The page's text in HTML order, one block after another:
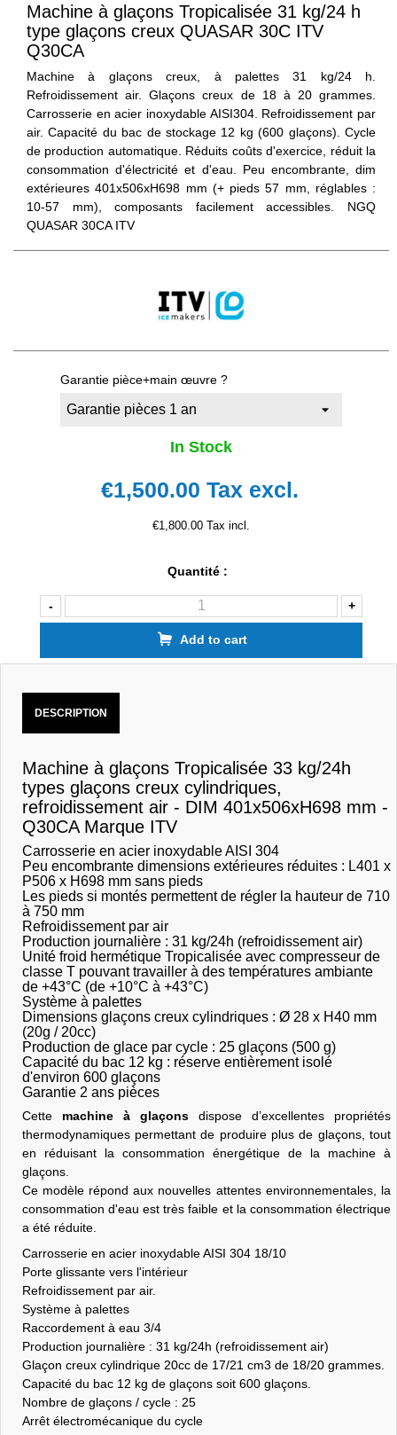
Machine à glaçons Tropicalisée 31 kg/24 h
type glaçons creux QUASAR 30C ITV
Q30CA
Machine à glaçons creux, à palettes 31 kg/24 h.
Refroidissement air. Glaçons creux de 18 à 20 grammes.
Carrosserie en acier inoxydable AISI304. Refroidissement par
air. Capacité du bac de stockage 12 kg (600 glaçons). Cycle
de production automatique. Réduits coûts d'exercice, réduit la
consommation d'électricité et d'eau. Peu encombrante, dim
extérieures 401x506xH698 mm (+ pieds 57 mm, réglables :
10-57 mm), composants facilement accessibles. NGQ
QUASAR 30CA ITV
Garantie pièce+main œuvre ?
In Stock
€1,500.00 Tax excl.
€1,800.00 Tax incl.
Quantité :
- +
Add to cart
DESCRIPTION
Machine à glaçons Tropicalisée 33 kg/24h
types glaçons creux cylindriques,
refroidissement air - DIM 401x506xH698 mm -
Q30CA Marque ITV
Carrosserie en acier inoxydable AISI 304
Peu encombrante dimensions extérieures réduites : L401 x
P506 x H698 mm sans pieds
Les pieds si montés permettent de régler la hauteur de 710
à 750 mm
Refroidissement par air
Production journalière : 31 kg/24h (refroidissement air)
Unité froid hermétique Tropicalisée avec compresseur de
classe T pouvant travailler à des températures ambiante
de +43°C (de +10°C à +43°C)
Système à palettes
Dimensions glaçons creux cylindriques : Ø 28 x H40 mm
(20g / 20cc)
Production de glace par cycle : 25 glaçons (500 g)
Capacité du bac 12 kg : réserve entièrement isolé
d'environ 600 glaçons
Garantie 2 ans pièces
Cette machine à glaçonsdispose d’excellentes propriétés
thermodynamiques permettant de produire plus de glaçons, tout
en réduisant la consommation énergétique de la machine à
glaçons.
Ce modèle répond aux nouvelles attentes environnementales, la
consommation d'eau est très faible et la consommation électrique
a été réduite.
Carrosserie en acier inoxydable AISI 304 18/10
Porte glissante vers l'intérieur
Refroidissement par air.
Système à palettes
Raccordement à eau 3/4
Production journalière : 31 kg/24h (refroidissement air)
Glaçon creux cylindrique 20cc de 17/21 cm3 de 18/20 grammes.
Capacité du bac 12 kg de glaçons soit 600 glaçons.
Nombre de glaçons / cycle : 25
Arrêt électromécanique du cycle